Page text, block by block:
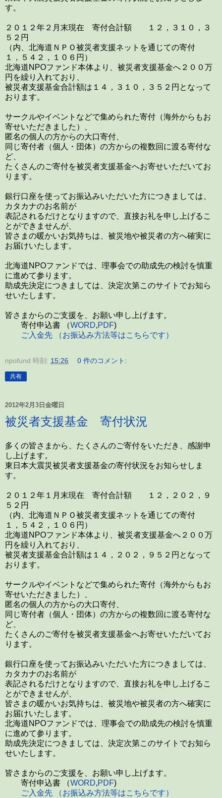
す。
２０１２年２月末現在 寄付合計額 １２，３１０，３
５２円
（内、北海道ＮＰＯ被災者支援ネットを通じての寄付
１，５４２，１０６円）
北海道NPOファンド本体より、被災者支援基金へ２００万
円を繰り入れており、
被災者支援基金合計額は１４，３１０，３５２円となって
おります。
サークルやイベントなどで集められた寄付（海外からもお
寄せいただきました）、
匿名の個人の方からの大口寄付、
同じ寄付者（個人・団体）の方からの複数回に渡る寄付な
ど、
たくさんのご寄付を被災者支援基金へお寄せいただいてお
ります。
銀行口座を使ってお振込みいただいた方につきましては、
カタカナのお名前が
表記されるだけとなりますので、直接お礼を申し上げるこ
とができませんが、
皆さまの暖かいお気持ちは、被災地や被災者の方へ確実に
お届けいたします。
北海道NPOファンドでは、理事会での助成先の検討を慎重
に進めて参ります。
助成先決定につきましては、決定次第このサイトでお知ら
せいたします。
皆さまからのご支援を、お願い申し上げます。
寄付申込書 （WORD,PDF)
ご入金先 （お振込み方法等はこちらです）
npofund 時刻: 15:26 0 件のコメント:
共有
2012年2月3日金曜日
被災者支援基金 寄付状況
多くの皆さまから、たくさんのご寄付をいただき、感謝申
し上げます。
東日本大震災被災者支援基金の寄付状況をお知らせしま
す。
２０１２年１月末現在 寄付合計額 １２，２０２，９
５２円
（内、北海道ＮＰＯ被災者支援ネットを通じての寄付
１，５４２，１０６円）
北海道NPOファンド本体より、被災者支援基金へ２００万
円を繰り入れており、
被災者支援基金合計額は１４，２０２，９５２円となって
おります。
サークルやイベントなどで集められた寄付（海外からもお
寄せいただきました）、
匿名の個人の方からの大口寄付、
同じ寄付者（個人・団体）の方からの複数回に渡る寄付な
ど、
たくさんのご寄付を被災者支援基金へお寄せいただいてお
ります。
銀行口座を使ってお振込みいただいた方につきましては、
カタカナのお名前が
表記されるだけとなりますので、直接お礼を申し上げるこ
とができませんが、
皆さまの暖かいお気持ちは、被災地や被災者の方へ確実に
お届けいたします。
北海道NPOファンドでは、理事会での助成先の検討を慎重
に進めて参ります。
助成先決定につきましては、決定次第このサイトでお知ら
せいたします。
皆さまからのご支援を、お願い申し上げます。
寄付申込書 （WORD,PDF)
ご入金先 （お振込み方法等はこちらです）